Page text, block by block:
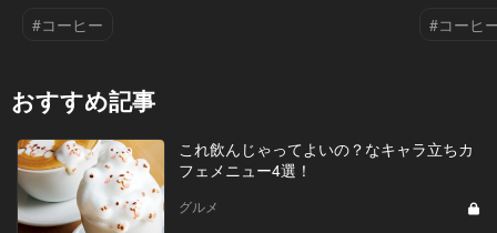
#コーヒー #コーヒ
おすすめ記事
これ飲んじゃってよいの？なキャラ立ちカ
フェメニュー4選！
グルメ